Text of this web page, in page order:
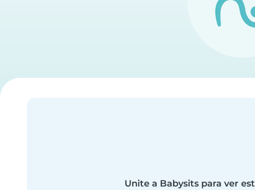
Unite a Babysits para ver